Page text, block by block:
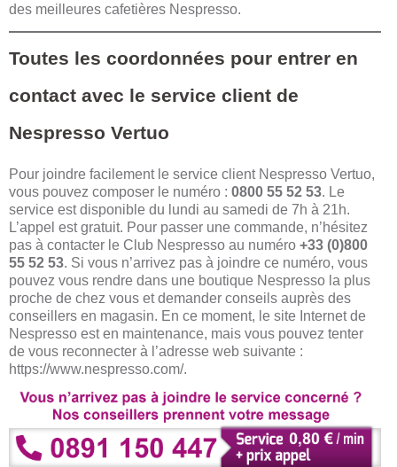
des meilleures cafetières Nespresso.
Toutes les coordonnées pour entrer en
contact avec le service client de
Nespresso Vertuo
Pour joindre facilement le service client Nespresso Vertuo,
vous pouvez composer le numéro : 0800 55 52 53. Le
service est disponible du lundi au samedi de 7h à 21h.
L’appel est gratuit. Pour passer une commande, n’hésitez
pas à contacter le Club Nespresso au numéro +33 (0)800
55 52 53. Si vous n’arrivez pas à joindre ce numéro, vous
pouvez vous rendre dans une boutique Nespresso la plus
proche de chez vous et demander conseils auprès des
conseillers en magasin. En ce moment, le site Internet de
Nespresso est en maintenance, mais vous pouvez tenter
de vous reconnecter à l’adresse web suivante :
https://www.nespresso.com/.